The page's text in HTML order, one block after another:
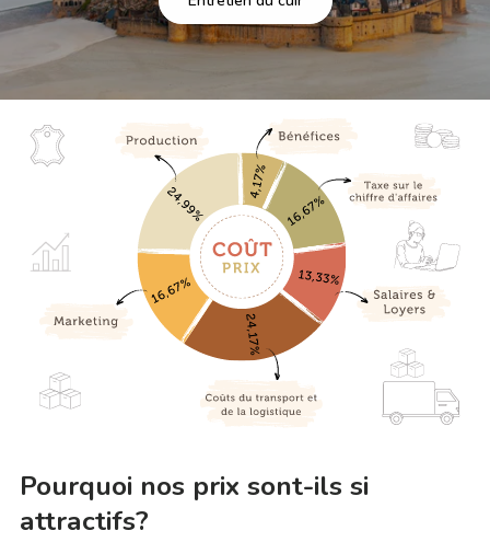
Pourquoi nos prix sont-ils si
attractifs?